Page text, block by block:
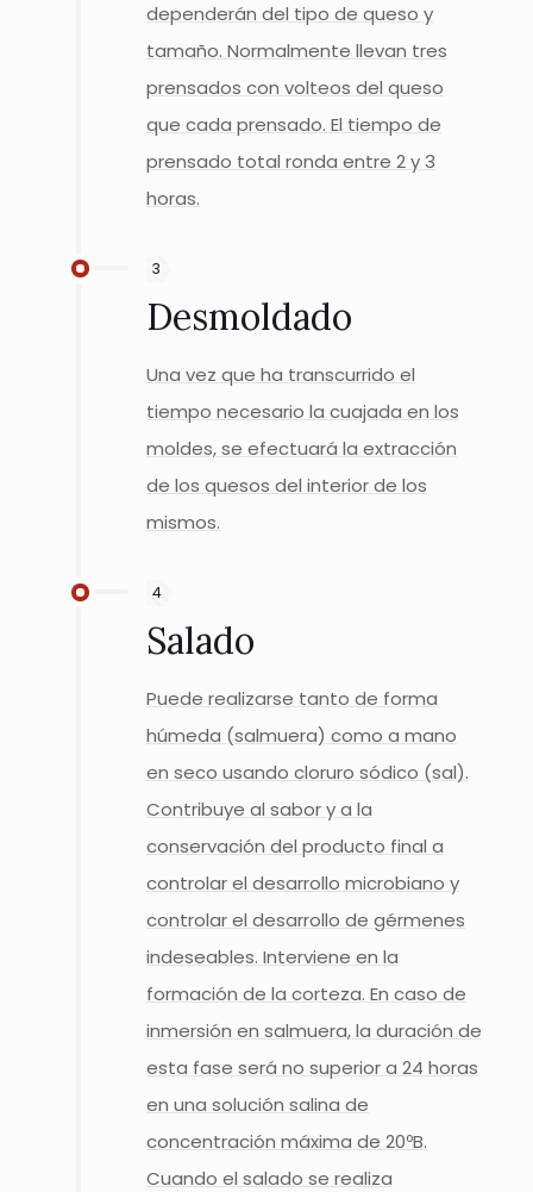
dependerán del tipo de queso y
tamaño. Normalmente llevan tres
prensados con volteos del queso
que cada prensado. El tiempo de
prensado total ronda entre 2 y 3
horas.
3
Desmoldado
Una vez que ha transcurrido el
tiempo necesario la cuajada en los
moldes, se efectuará la extracción
de los quesos del interior de los
mismos.
4
Salado
Puede realizarse tanto de forma
húmeda (salmuera) como a mano
en seco usando cloruro sódico (sal).
Contribuye al sabor y a la
conservación del producto final a
controlar el desarrollo microbiano y
controlar el desarrollo de gérmenes
indeseables. Interviene en la
formación de la corteza. En caso de
inmersión en salmuera, la duración de
esta fase será no superior a 24 horas
en una solución salina de
concentración máxima de 20ºB.
Cuando el salado se realiza